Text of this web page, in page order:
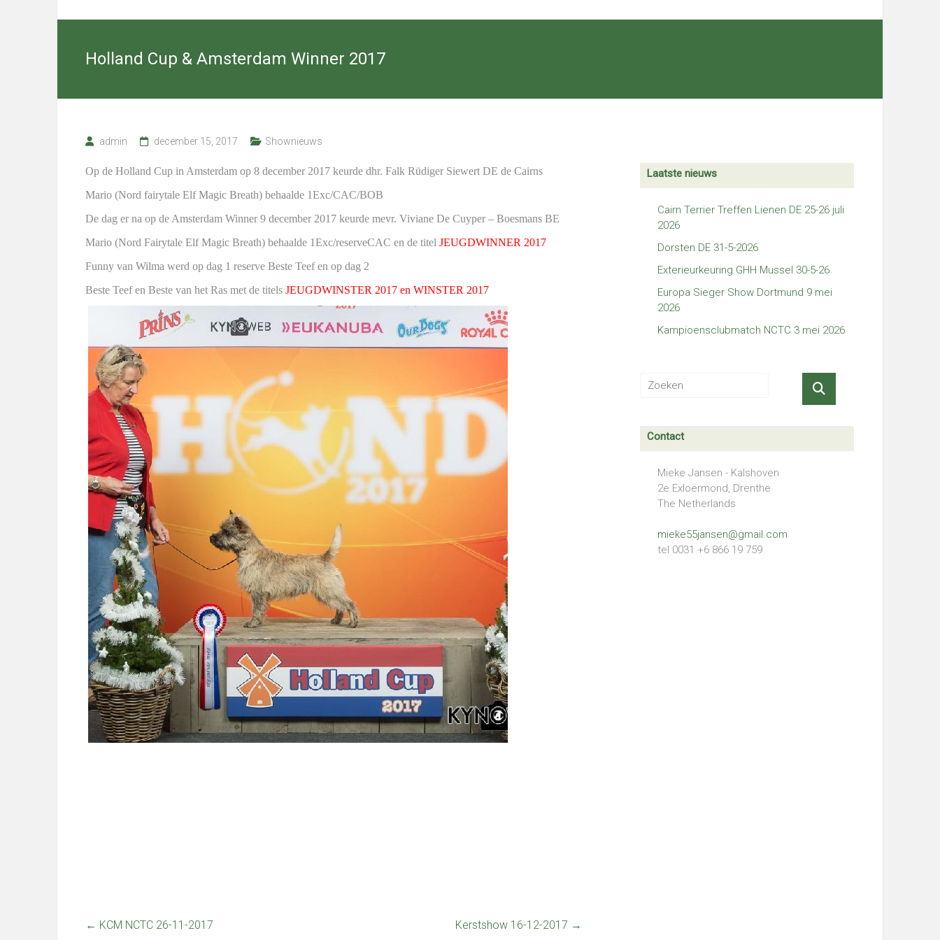
Terriers
kennel
Cairn
in
Nieuwediep,
Drenthe
Holland Cup & Amsterdam Winner 2017
admin december 15, 2017 Shownieuws
Op de Holland Cup in Amsterdam op 8 december 2017 keurde dhr. Falk Rüdiger Siewert DE de Cairns
Mario (Nord fairytale Elf Magic Breath) behaalde 1Exc/CAC/BOB
De dag er na op de Amsterdam Winner 9 december 2017 keurde mevr. Viviane De Cuyper – Boesmans BE
Mario (Nord Fairytale Elf Magic Breath) behaalde 1Exc/reserveCAC en de titel JEUGDWINNER 2017
Funny van Wilma werd op dag 1 reserve Beste Teef en op dag 2
Beste Teef en Beste van het Ras met de titels JEUGDWINSTER 2017 en WINSTER 2017
← KCM NCTC 26-11-2017 Kerstshow 16-12-2017 →
Laatste nieuws
Cairn Terrier Treffen Lienen DE 25-26 juli
2026
Dorsten DE 31-5-2026
Exterieurkeuring GHH Mussel 30-5-26
Europa Sieger Show Dortmund 9 mei
2026
Kampioensclubmatch NCTC 3 mei 2026
Contact
Mieke Jansen - Kalshoven
2e Exloërmond, Drenthe
The Netherlands
mieke55jansen@gmail.com
tel 0031 +6 866 19 759